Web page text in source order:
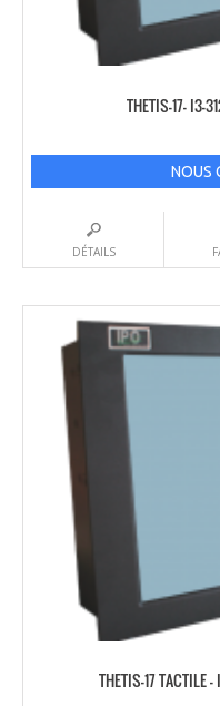
THETIS-17- I3-
NOUS
DÉTAILS
THETIS-17 TACTILE